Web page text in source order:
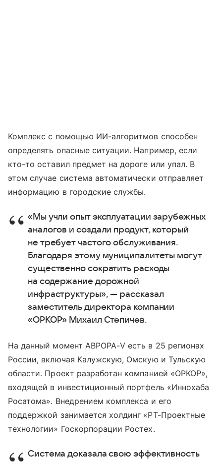
Комплекс с помощью ИИ-алгоритмов способен
определять опасные ситуации. Например, если
кто-то оставил предмет на дороге или упал. В
этом случае система автоматически отправляет
информацию в городские службы.
«Мы учли опыт эксплуатации зарубежных
аналогов и создали продукт, который
не требует частого обслуживания.
Благодаря этому муниципалитеты могут
существенно сократить расходы
на содержание дорожной
инфраструктуры», — рассказал
заместитель директора компании
«ОРКОР» Михаил Степичев.
На данный момент AВРОРА-V есть в 25 регионах
России, включая Калужскую, Омскую и Тульскую
области. Проект разработан компанией «ОРКОР»,
входящей в инвестиционный портфель «Иннохаба
Росатома». Внедрением комплекса и его
поддержкой занимается холдинг «РТ-Проектные
технологии» Госкорпорации Ростех.
Система доказала свою эффективность